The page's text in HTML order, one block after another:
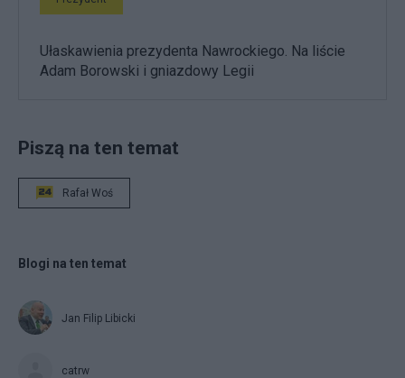
Ułaskawienia prezydenta Nawrockiego. Na liście
Adam Borowski i gniazdowy Legii
Piszą na ten temat
Rafał Woś
Blogi na ten temat
Jan Filip Libicki
catrw